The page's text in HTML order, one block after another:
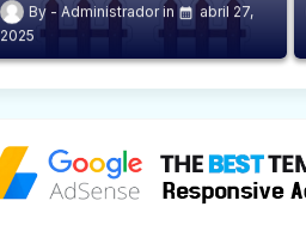
Administrador
abril 27,
2025